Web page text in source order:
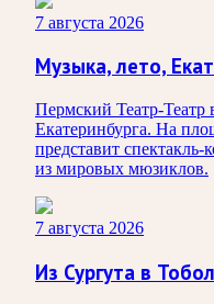
7 августа 2026
Музыка, лето,
Пермский Театр-Театр
Екатеринбурга. На
представит
из мировых мюзиклов.
7 августа 2026
Из Сургута в